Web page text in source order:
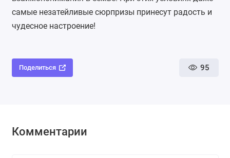
самые незатейливые сюрпризы принесут радость и
чудесное настроение!
Поделиться 95
Комментарии